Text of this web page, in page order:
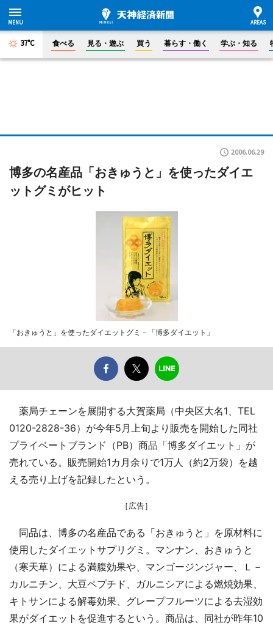
37°C 食べる 見る・遊ぶ 買う 暮らす・働く 学ぶ・知る
2006.06.29
博多の名産品「おきゅうと」を使ったダイエ
ットグミがヒット
「おきゅうと」を使ったダイエットグミ－「博多ダイエット」
薬局チェーンを展開する大賀薬局（中央区大名1、TEL
0120-2828-36）が今年5月上旬より販売を開始した同社
プライベートブランド（PB）商品「博多ダイエット」が
売れている。販売開始1カ月余りで1万人（約2万袋）を越
える売り上げを記録したという。
［広告］
同品は、博多の名産品である「おきゅうと」を原材料に
使用したダイエットサプリグミ。マンナン、おきゅうと
（寒天草）による満腹効果や、マンゴージンジャー、Ｌ－
カルニチン、大豆ペプチド、ガルニシアによる燃焼効果、
キトサンによる解毒効果、グレープフルーツによる去湿効
果がダイエットを促進するという。商品は、同社が昨年10